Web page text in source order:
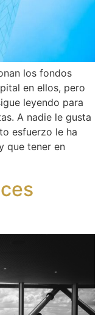
los fondos
en ellos, pero
leyendo para
A nadie le gusta
esfuerzo le ha
que tener en